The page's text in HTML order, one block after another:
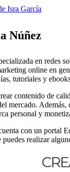
Isra García
Núñez
en redes
online en
tutoriales y
contenido de
mercado. Además,
personal y
con un portal
realizar